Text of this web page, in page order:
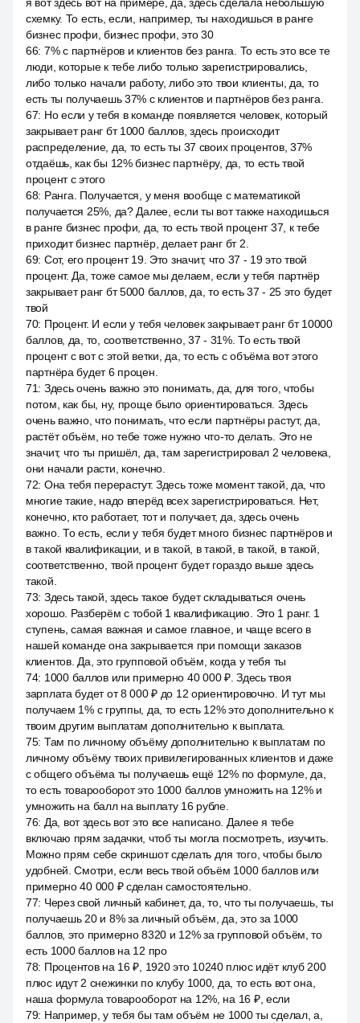
схемку. То есть, если, например, ты находишься в ранге
бизнес профи, бизнес профи, это 30
66: 7% с партнёров и клиентов без ранга. То есть это все те
люди, которые к тебе либо только зарегистрировались,
либо только начали работу, либо это твои клиенты, да, то
есть ты получаешь 37% с клиентов и партнёров без ранга.
67: Но если у тебя в команде появляется человек, который
закрывает ранг бт 1000 баллов, здесь происходит
распределение, да, то есть ты 37 своих процентов, 37%
отдаёшь, как бы 12% бизнес партнёру, да, то есть твой
процент с этого
68: Ранга. Получается, у меня вообще с математикой
получается 25%, да? Далее, если ты вот также находишься
в ранге бизнес профи, да, то есть твой процент 37, к тебе
приходит бизнес партнёр, делает ранг бт 2.
69: Сот, его процент 19. Это значит, что 37 - 19 это твой
процент. Да, тоже самое мы делаем, если у тебя партнёр
закрывает ранг бт 5000 баллов, да, то есть 37 - 25 это будет
твой
70: Процент. И если у тебя человек закрывает ранг бт 10000
баллов, да, то, соответственно, 37 - 31%. То есть твой
процент с вот с этой ветки, да, то есть с объёма вот этого
партнёра будет 6 процен.
71: Здесь очень важно это понимать, да, для того, чтобы
потом, как бы, ну, проще было ориентироваться. Здесь
очень важно, что понимать, что если партнёры растут, да,
растёт объём, но тебе тоже нужно что-то делать. Это не
значит, что ты пришёл, да, там зарегистрировал 2 человека,
они начали расти, конечно.
72: Она тебя перерастут. Здесь тоже момент такой, да, что
многие такие, надо вперёд всех зарегистрироваться. Нет,
конечно, кто работает, тот и получает, да, здесь очень
важно. То есть, если у тебя будет много бизнес партнёров и
в такой квалификации, и в такой, в такой, в такой, в такой,
соответственно, твой процент будет гораздо выше здесь
такой.
73: Здесь такой, здесь такое будет складываться очень
хорошо. Разберём с тобой 1 квалификацию. Это 1 ранг. 1
ступень, самая важная и самое главное, и чаще всего в
нашей команде она закрывается при помощи заказов
клиентов. Да, это групповой объём, когда у тебя ты
74: 1000 баллов или примерно 40 000 ₽. Здесь твоя
зарплата будет от 8 000 ₽ до 12 ориентировочно. И тут мы
получаем 1% с группы, да, то есть 12% это дополнительно к
твоим другим выплатам дополнительно к выплата.
75: Там по личному объёму дополнительно к выплатам по
личному объёму твоих привилегированных клиентов и даже
с общего объёма ты получаешь ещё 12% по формуле, да,
то есть товарооборот это 1000 баллов умножить на 12% и
умножить на балл на выплату 16 рубле.
76: Да, вот здесь вот это все написано. Далее я тебе
включаю прям задачки, чтоб ты могла посмотреть, изучить.
Можно прям себе скриншот сделать для того, чтобы было
удобней. Смотри, если весь твой объём 1000 баллов или
примерно 40 000 ₽ сделан самостоятельно.
77: Через свой личный кабинет, да, то, что ты получаешь, ты
получаешь 20 и 8% за личный объём, да, это за 1000
баллов, это примерно 8320 и 12% за групповой объём, то
есть 1000 баллов на 12 про
78: Процентов на 16 ₽, 1920 это 10240 плюс идёт клуб 200
плюс идут 2 снежинки по клубу 1000, да, то есть вот она,
наша формула товарооборот на 12%, на 16 ₽, если
79: Например, у тебя бы там объём не 1000 ты сделал, а,